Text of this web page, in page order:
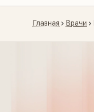
Главная Врачи